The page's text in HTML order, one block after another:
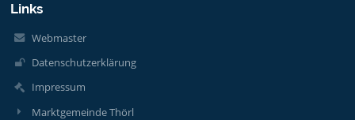
Links
Webmaster
Datenschutzerklärung
Impressum
Marktgemeinde Thörl